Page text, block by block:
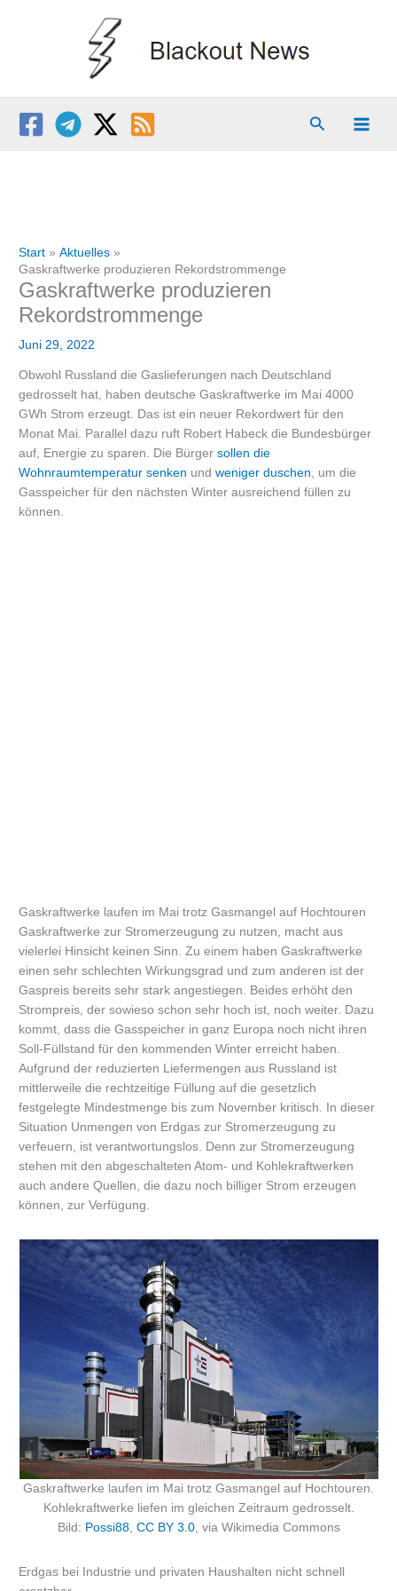
Suchen
Start
Aktuelles
Gaskraftwerke produzieren Rekordstrommenge
Gaskraftwerke produzieren
Rekordstrommenge
Juni 29, 2022
Obwohl Russland die Gaslieferungen nach Deutschland
gedrosselt hat, haben deutsche Gaskraftwerke im Mai 4000
GWh Strom erzeugt. Das ist ein neuer Rekordwert für den
Monat Mai. Parallel dazu ruft Robert Habeck die Bundesbürger
auf, Energie zu sparen. Die Bürgersollen die
Wohnraumtemperatur senken undweniger duschen , um die
Gasspeicher für den nächsten Winter ausreichend füllen zu
können.
Gaskraftwerke laufen im Mai trotz Gasmangel auf Hochtouren
Gaskraftwerke zur Stromerzeugung zu nutzen, macht aus
vielerlei Hinsicht keinen Sinn. Zu einem haben Gaskraftwerke
einen sehr schlechten Wirkungsgrad und zum anderen ist der
Gaspreis bereits sehr stark angestiegen. Beides erhöht den
Strompreis, der sowieso schon sehr hoch ist, noch weiter. Dazu
kommt, dass die Gasspeicher in ganz Europa noch nicht ihren
Soll-Füllstand für den kommenden Winter erreicht haben.
Aufgrund der reduzierten Liefermengen aus Russland ist
mittlerweile die rechtzeitige Füllung auf die gesetzlich
festgelegte Mindestmenge bis zum November kritisch. In dieser
Situation Unmengen von Erdgas zur Stromerzeugung zu
verfeuern, ist verantwortungslos. Denn zur Stromerzeugung
stehen mit den abgeschalteten Atom- und Kohlekraftwerken
auch andere Quellen, die dazu noch billiger Strom erzeugen
können, zur Verfügung.
Gaskraftwerke laufen im Mai trotz Gasmangel auf Hochtouren.
Kohlekraftwerke liefen im gleichen Zeitraum gedrosselt.
Bild: Possi88, CC BY 3.0, via Wikimedia Commons
Erdgas bei Industrie und privaten Haushalten nicht schnell